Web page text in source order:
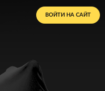
ВОЙТИ НА САЙТ